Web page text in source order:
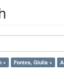
× Fontes, Giulia ×